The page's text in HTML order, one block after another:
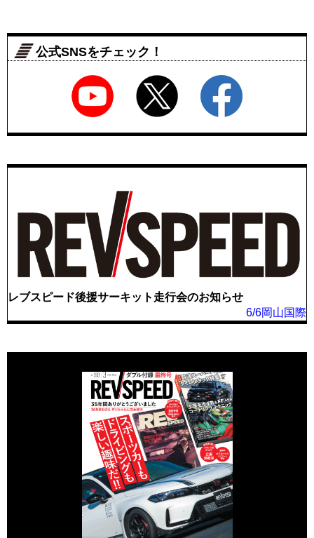
公式SNSをチェック！
レブスピード後援サーキット走行会のお知らせ
6/6岡山国際